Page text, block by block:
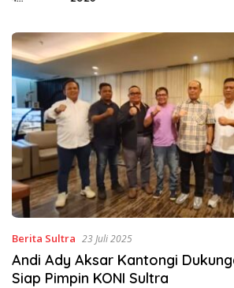
Berita Sultra 23 Juli 2025
Andi Ady Aksar Kantongi
Siap Pimpin KONI Sultra